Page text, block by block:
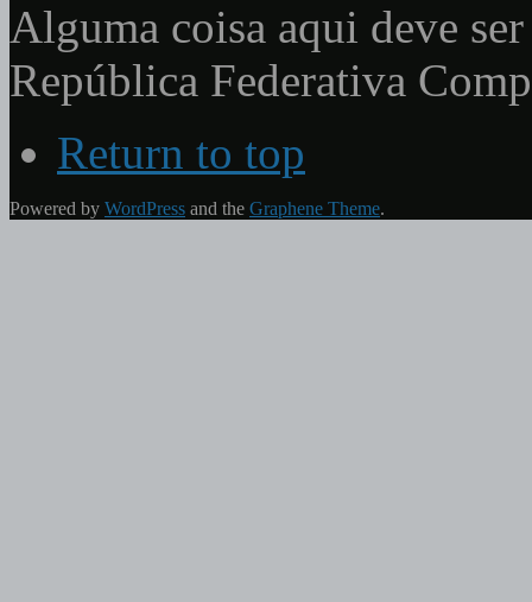
Alguma coisa aqui deve
República Federativa
Return to top
Powered by WordPress and the Graphene Theme.